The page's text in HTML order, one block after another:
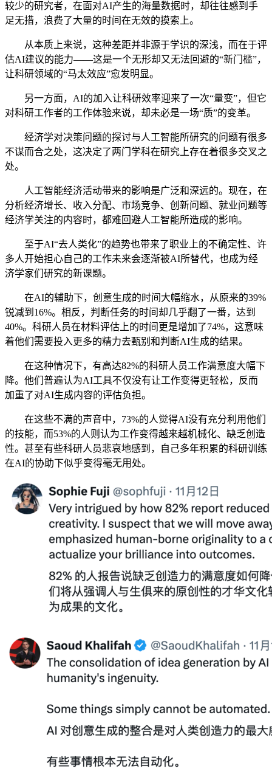
较少的研究者，在面对AI产生的海量数据时，却往往感到手
足无措，浪费了大量的时间在无效的摸索上。
从本质上来说，这种差距并非源于学识的深浅，而在于评
估AI建议的能力——这是一个无形却又无法回避的“新门槛”，
让科研领域的“马太效应”愈发明显。
另一方面，AI的加入让科研效率迎来了一次“量变”，但它
对科研工作者的工作体验来说，却未必是一场“质”的变革。
经济学对决策问题的探讨与人工智能所研究的问题有很多
不谋而合之处，这决定了两门学科在研究上存在着很多交叉之
处。
人工智能经济活动带来的影响是广泛和深远的。现在，在
分析经济增长、收入分配、市场竞争、创新问题、就业问题等
经济学关注的内容时，都难回避人工智能所造成的影响。
至于AI“去人类化”的趋势也带来了职业上的不确定性、许
多人开始担心自己的工作未来会逐渐被AI所替代，也成为经
济学家们研究的新课题。
在AI的辅助下，创意生成的时间大幅缩水，从原来的39%
锐减到16%。相反，判断任务的时间却几乎翻了一番，达到
40%。科研人员在材料评估上的时间更是增加了74%，这意味
着他们需要投入更多的精力去甄别和判断AI生成的结果。
在这种情况下，有高达82%的科研人员工作满意度大幅下
降。他们普遍认为AI工具不仅没有让工作变得更轻松，反而
加重了对AI生成内容的评估负担。
在这些不满的声音中，73%的人觉得AI没有充分利用他们
的技能，而53%的人则认为工作变得越来越机械化、缺乏创造
性。甚至有些科研人员悲哀地感到，自己多年积累的科研训练
在AI的协助下似乎变得毫无用处。